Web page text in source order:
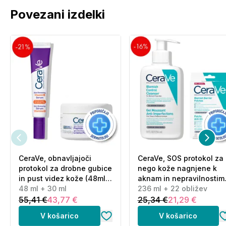
Sestavine (INCI):
AQUA/WATER/EAU • PROPANEDIOL • GLYCERIN •
PEG/PPG/POLYBUTYLENE GLYCOL-8/5/3 •
GLYCERIN METHYL GLUCETH-20 • CITRIC ACID •
HYDROXYACETOPHENONE • SODIUM
HYALURONATE• BIOSACCHARIDE GUM-1 •
BUTYLENE GLYCOL • CAPRYLYL GLYCOL •
CARBOMER • MALTODEXTRIN
Informacije o proizvajalcu - odgovorna oseba in
elektronski kontaktni naslov
se nahajajona
povezavi (klik).
O blagovni znamki Vichy:
S pomočjo skupine strokovnjakov v Vichy
Povezani izdelki
CeraVe, obnavljajoči
protokol za drobne gubice
in pust videz kože (48ml
+ 30 ml)
48 ml + 30 ml
55,41 €43,77 €
V košarico
CeraVe, SOS protokol za
nego kože nagnjene k
aknam in nepravilnostim
(236 ml + 22 obližev)
236 ml + 22 obližev
25,34 €21,29 €
V košarico